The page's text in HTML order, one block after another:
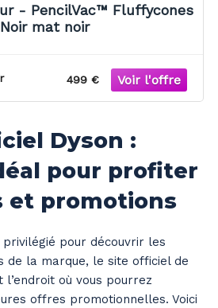
Noir mat noir
499 €
Dyson :
pour profiter
et promotions
privilégié pour découvrir les
de la marque, le site officiel de
où vous pourrez
offres promotionnelles. Voici